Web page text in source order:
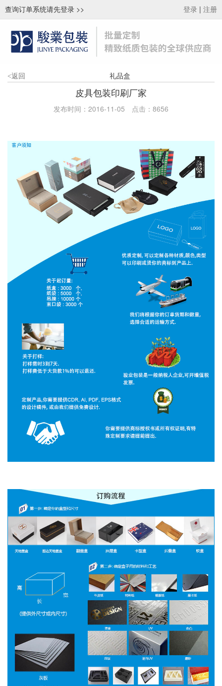
查询订单系统请先登录 >> 登录 | 注册
<返回 礼品盒
皮具包装印刷厂家
发布时间：2016-11-05 点击： 8656